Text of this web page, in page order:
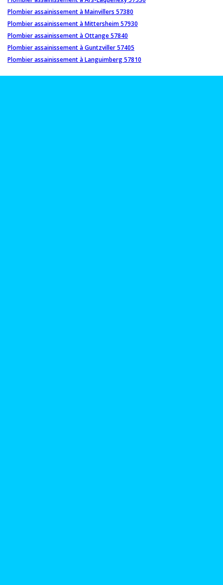
Plombier assainissement à Mainvillers 57380
Plombier assainissement à Mittersheim 57930
Plombier assainissement à Ottange 57840
Plombier assainissement à Guntzviller 57405
Plombier assainissement à Languimberg 57810